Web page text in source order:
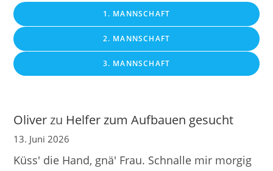
1. MANNSCHAFT
2. MANNSCHAFT
3. MANNSCHAFT
Oliverzu Helfer zum Aufbauen gesucht
13. Juni 2026
Küss' die Hand, gnä' Frau. Schnalle mir morgig